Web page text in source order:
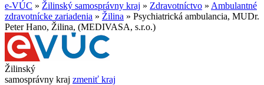
e-VÚC » Žilinský samosprávny kraj » Zdravotníctvo » Ambulantné
zdravotnícke zariadenia » Žilina » Psychiatrická ambulancia, MUDr.
Peter Hano, Žilina, (MEDIVASA, s.r.o.)
Žilinský
samosprávny kraj zmeniť kraj